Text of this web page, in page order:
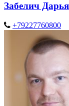
Забелич
+79227760800